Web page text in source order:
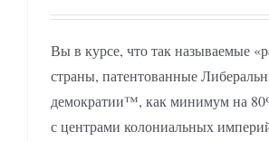
Вы в курсе, что так называемые
страны, патентованные
демократии™, как минимум на
с центрами колониальных